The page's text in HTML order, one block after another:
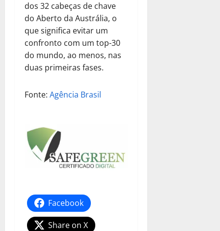
dos 32 cabeças de chave
do Aberto da Austrália, o
que significa evitar um
confronto com um top-30
do mundo, ao menos, nas
duas primeiras fases.
Fonte: Agência Brasil
Facebook
Share on X